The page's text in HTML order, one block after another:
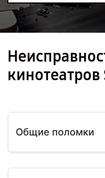
кинотеатров
Общие поломки